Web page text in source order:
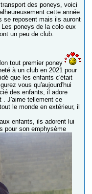
des poneys, voici
cette année
se reposent mais ils auront
poneys de la colo eux
un peu de club.
tout premier poney
à un club en 2021 pour
que les enfants c'était
vous qu'aujourd'hui
des enfants, il adore
. J'aime tellement ce
le monde en extérieur, il
enfants, ils adorent lui
pour son emphysème